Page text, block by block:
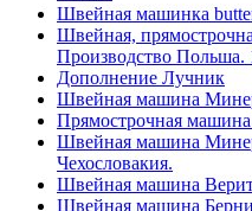
Швейная машинка
Швейная,
Производство Польша.
Дополнение Лучник
Швейная машина
Прямострочная
Швейная машина
Чехословакия.
Швейная машина
Швейная машина